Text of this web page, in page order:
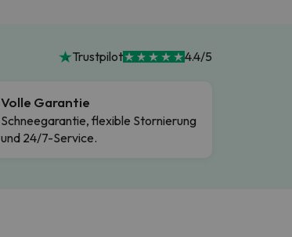
Trustpilot 4.4/5
Volle Garantie
Schneegarantie, flexible Stornierung
und 24/7-Service.